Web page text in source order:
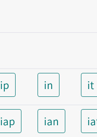
ip in it
iap ian